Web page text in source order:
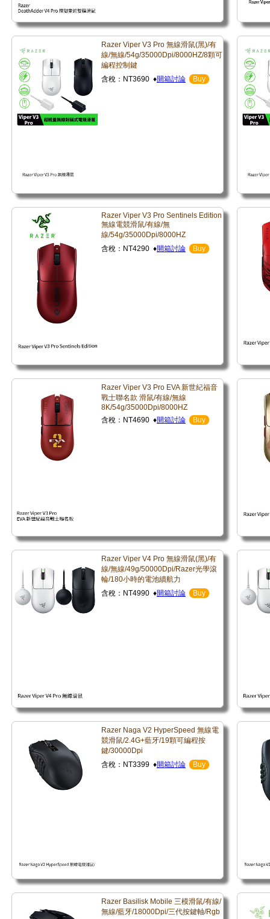
Razer Viper V3 Pro 無線滑鼠(黑)/有
線/無線/54g/35000Dpi/8000HZ/8顆可
編程控制鍵
含稅：NT3690 ♦開箱討論 Buy
Razer Viper V3 Pro Sentinels Edition
無線電競滑鼠/有線/無
線/54g/35000Dpi/8000HZ
含稅：NT4290 ♦開箱討論 Buy
Razer Viper V3 Pro EVA 新世紀福音
戰士聯名款 滑鼠/有線/無線
8K/54g/35000Dpi/8000HZ
含稅：NT4690 ♦開箱討論 Buy
Razer Viper V4 Pro 無線滑鼠(黑)/有
線/無線/49g/50000Dpi/Razer光學滾
輪/180小時的電池續航力
含稅：NT4990 ♦開箱討論 Buy
Razer Naga V2 HyperSpeed 無線電
競滑鼠/2.4G+藍牙/19顆可編程按
鍵/30000Dpi
含稅：NT3399 ♦開箱討論 Buy
Razer Basilisk Mobile 三模滑鼠/有線/
無線/藍牙/18000Dpi/三代按鍵軸/Rgb